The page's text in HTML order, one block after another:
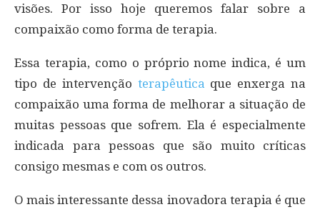
visões. Por isso hoje queremos falar sobre a
compaixão como forma de terapia.
Essa terapia, como o próprio nome indica, é um
tipo de intervenção terapêutica que enxerga na
compaixão uma forma de melhorar a situação de
muitas pessoas que sofrem. Ela é especialmente
indicada para pessoas que são muito críticas
consigo mesmas e com os outros.
O mais interessante dessa inovadora terapia é que